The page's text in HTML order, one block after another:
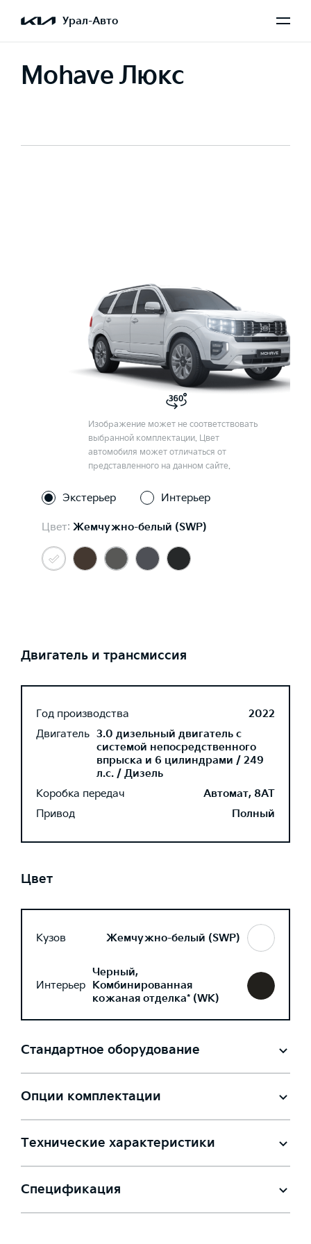
Урал-Авто
Mohave Люкс
Изображение может не соответствовать
выбранной комплектации. Цвет
автомобиля может отличаться от
представленного на данном сайте.
Экстерьер Интерьер
Цвет: Жемчужно-белый (SWP)
Двигатель и трансмиссия
Год производства
2022
Двигатель 3.0 дизельный двигатель с
системой непосредственного
впрыска и 6 цилиндрами / 249
л.с. / Дизель
Коробка передач
Автомат, 8AT
Привод
Полный
Цвет
Кузов Жемчужно-белый (SWP)
Интерьер
Черный,
Комбинированная
кожаная отделка* (WK)
Стандартное оборудование
Опции комплектации
Технические характеристики
Спецификация